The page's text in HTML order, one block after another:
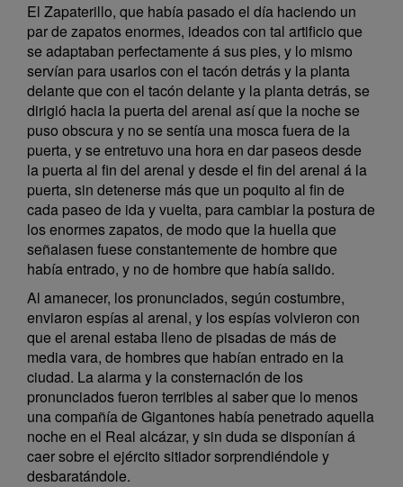
El Zapaterillo, que había pasado el día haciendo un
par de zapatos enormes, ideados con tal artificio que
se adaptaban perfectamente á sus pies, y lo mismo
servían para usarlos con el tacón detrás y la planta
delante que con el tacón delante y la planta detrás, se
dirigió hacia la puerta del arenal así que la noche se
puso obscura y no se sentía una mosca fuera de la
puerta, y se entretuvo una hora en dar paseos desde
la puerta al fin del arenal y desde el fin del arenal á la
puerta, sin detenerse más que un poquito al fin de
cada paseo de ida y vuelta, para cambiar la postura de
los enormes zapatos, de modo que la huella que
señalasen fuese constantemente de hombre que
había entrado, y no de hombre que había salido.
Al amanecer, los pronunciados, según costumbre,
enviaron espías al arenal, y los espías volvieron con
que el arenal estaba lleno de pisadas de más de
media vara, de hombres que habían entrado en la
ciudad. La alarma y la consternación de los
pronunciados fueron terribles al saber que lo menos
una compañía de Gigantones había penetrado aquella
noche en el Real alcázar, y sin duda se disponían á
caer sobre el ejército sitiador sorprendiéndole y
desbaratándole.